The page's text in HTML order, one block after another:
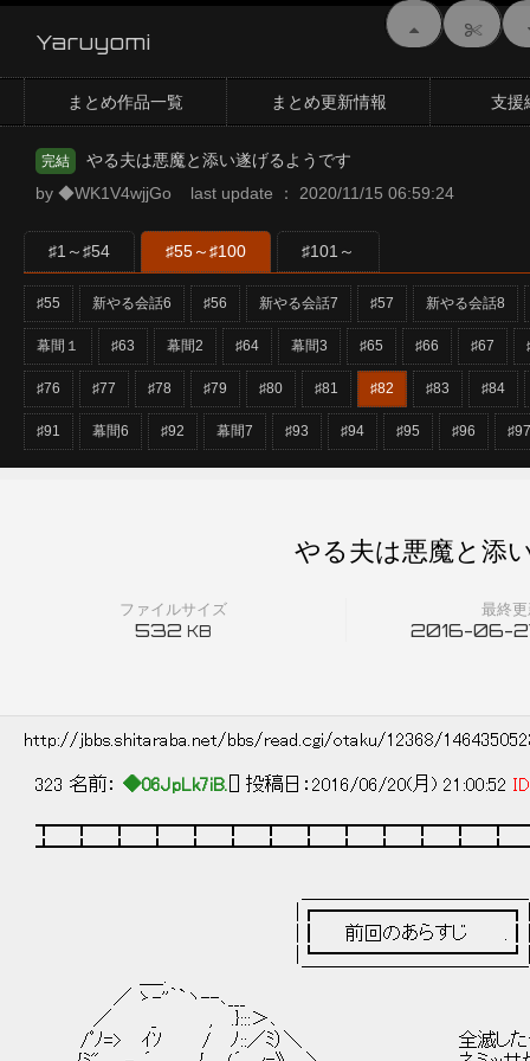
Yaruyomi
まとめ作品一覧 まとめ更新情報 支援
完結
やる夫は悪魔と添い遂げるようです
by ◆WK1V4wjjGo last update ： 2020/11/15 06:59:24
♯1～♯54 ♯55～♯100 ♯101～
♯55 新やる会話6 ♯56 新やる会話7 ♯57 新やる会話8
幕間１ ♯63 幕間2 ♯64 幕間3 ♯65 ♯66 ♯67
♯76 ♯77 ♯78 ♯79 ♯80 ♯81 ♯82 ♯83 ♯84
♯91 幕間6 ♯92 幕間7 ♯93 ♯94 ♯95 ♯96 ♯97
ファイルサイズ
532 KB
最終
2016-06-
やる夫は悪魔と添
http://jbbs.shitaraba.net/bbs/read.cgi/otaku/12368/
323 名前： ◆06JpLk7iB. [] 投稿日：2016/06/20(月) 21:00:52
|┃ 前回のあらすじ
／ ゝ-''｀`ヽ--､___
／ _ , .}:::＞､
/ﾟﾉ=> ｲｿ / ﾉ::／ﾐ）＼ 全滅したやる夫チ